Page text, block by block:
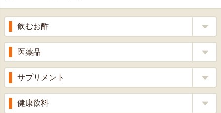
ップ
へ
飲むお酢
補酵素のちから
くろ酢
りんご酢
ざくろ酢
医薬品
風邪薬
胃腸薬
整腸薬
サプリメント
ウコン
健康飲料